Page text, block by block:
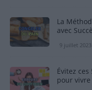
La
avec
9 juillet 2023
Évitez
pour